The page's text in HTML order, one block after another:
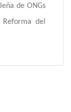
de ONGs
del